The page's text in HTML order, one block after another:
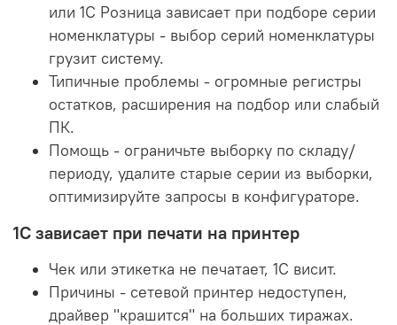
или 1С Розница зависает при подборе серии
номенклатуры - выбор серий номенклатуры
грузит систему.
Типичные проблемы - огромные регистры
остатков, расширения на подбор или слабый
ПК.
Помощь - ограничьте выборку по складу/
периоду, удалите старые серии из выборки,
оптимизируйте запросы в конфигураторе.
1С зависает при печати на принтер
Чек или этикетка не печатает, 1С висит.
Причины - сетевой принтер недоступен,
драйвер "крашится" на больших тиражах.